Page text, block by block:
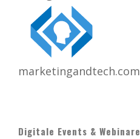
marketingandtech.com
Digitale Events & Webinare